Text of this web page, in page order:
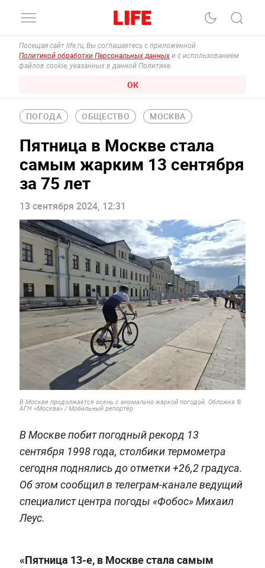
Посещая сайт life.ru, Вы соглашаетесь с приложенной
Политикой обработки Персональных данных и с использованием
файлов cookie, указанных в данной Политике.
ОК
ПОГОДА ОБЩЕСТВО МОСКВА
Пятница в Москве стала
самым жарким 13 сентября
за 75 лет
13 сентября 2024, 12:31
В Москве продолжается осень с аномально жаркой погодой. Обложка ©
АГН «Москва» / Мобильный репортёр
В Москве побит погодный рекорд 13
сентября 1998 года, столбики термометра
сегодня поднялись до отметки +26,2 градуса.
Об этом сообщил в телеграм-канале ведущий
специалист центра погоды «Фобос» Михаил
Леус.
«Пятница 13-е, в Москве стала самым